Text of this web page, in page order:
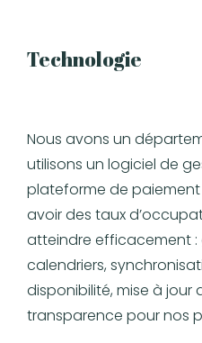
Technologie
Nous avons un
utilisons un logiciel de
plateforme de
avoir des taux
atteindre efficacement :
calendriers,
disponibilité, mise à jour
transparence pour nos